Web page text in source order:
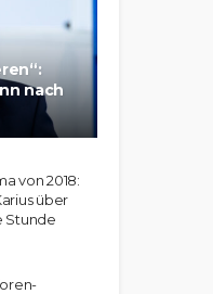
nach
von 2018:
über
Stunde